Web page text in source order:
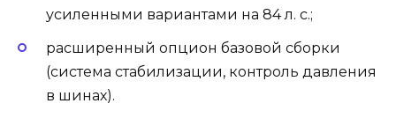
усиленными вариантами на 84 л. с.;
расширенный опцион базовой сборки
(система стабилизации, контроль давления
в шинах).